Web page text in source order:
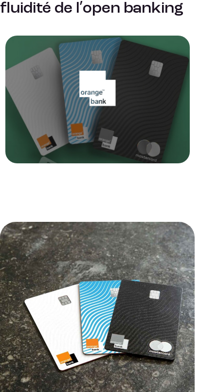
fluidité de l’open banking